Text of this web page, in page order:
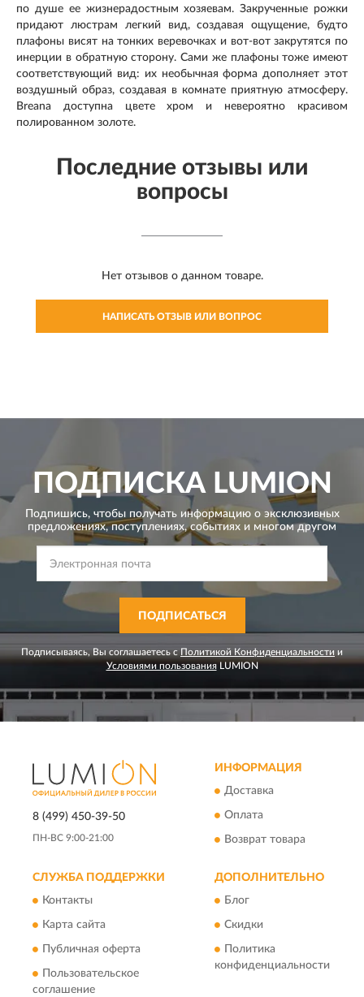
по душе ее жизнерадостным хозяевам. Закрученные рожки
придают люстрам легкий вид, создавая ощущение, будто
плафоны висят на тонких веревочках и вот-вот закрутятся по
инерции в обратную сторону. Сами же плафоны тоже имеют
соответствующий вид: их необычная форма дополняет этот
воздушный образ, создавая в комнате приятную атмосферу.
Breana доступна цвете хром и невероятно красивом
полированном золоте.
Последние отзывы или
вопросы
Нет отзывов о данном товаре.
НАПИСАТЬ ОТЗЫВ ИЛИ ВОПРОС
ПОДПИСКАLUMION
Подпишись, чтобы получать информацию о эксклюзивных
предложениях,поступлениях, событиях и многом другом
ПОДПИСАТЬСЯ
Подписываясь, Вы соглашаетесь сПолитикой Конфиденциальности и
Условиями пользованияLUMION
8 (499) 450-39-50
ПН-ВС 9:00-21:00
ИНФОРМАЦИЯ
Доставка
Оплата
Возврат товара
СЛУЖБА ПОДДЕРЖКИ
Контакты
Карта сайта
Публичная оферта
Пользовательское
соглашение
ДОПОЛНИТЕЛЬНО
Блог
Скидки
Политика
конфиденциальности